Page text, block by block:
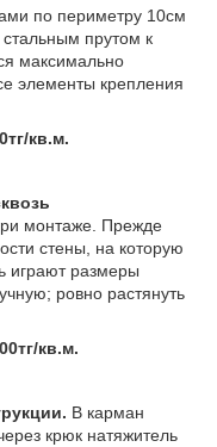
по периметру 10см
прутом к
максимально
элементы крепления
кв.м.
монтаже. Прежде
стены, на которую
играют размеры
ровно растянуть
кв.м.
В карман
крюк натяжитель